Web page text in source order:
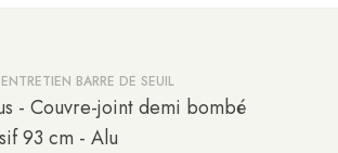
BARRE DE SEUIL
- Couvre-joint demi bombé
93 cm - Alu